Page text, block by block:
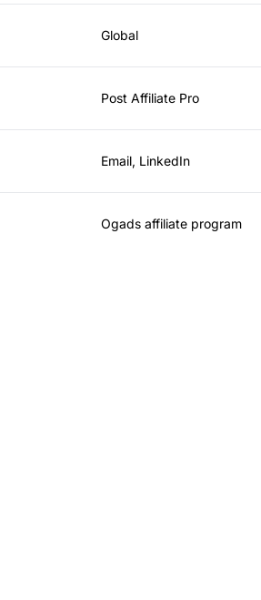
Global
Post Affiliate Pro
Email, LinkedIn
Ogads affiliate program